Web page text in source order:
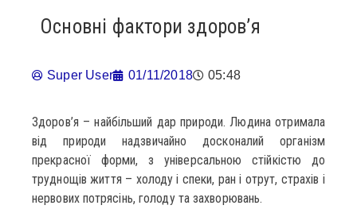
Основні фактори здоров’я
Super User 01/11/2018 05:48
Здоров’я – найбільший дар природи. Людина отримала
від природи надзвичайно досконалий організм
прекрасної форми, з універсальною стійкістю до
труднощів життя – холоду і спеки, ран і отрут, страхів і
нервових потрясінь, голоду та захворювань.